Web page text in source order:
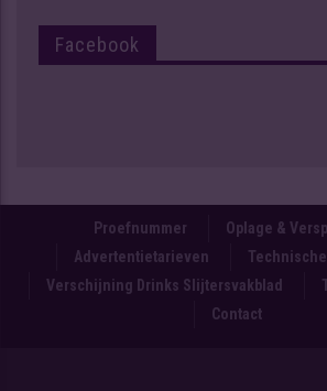
Facebook
Proefnummer
Oplage &
Advertentietarieven
Verschijning Drinks Slijtersvakblad
Contact